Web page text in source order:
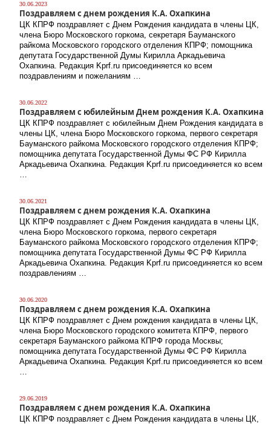
30.06.2023
Поздравляем с днем рождения К.А. Охапкина
ЦК КПРФ поздравляет с Днем Рождения кандидата в члены ЦК,
члена Бюро Московского горкома, секретаря Бауманского
райкома Московского городского отделения КПРФ; помощника
депутата Государственной Думы Кирилла Аркадьевича
Охапкина. Редакция Kprf.ru присоединяется ко всем
поздравлениям и пожеланиям …
30.06.2022
Поздравляем с юбилейным Днем рождения К.А. Охапкина
ЦК КПРФ поздравляет с юбилейным Днем Рождения кандидата в
члены ЦК, члена Бюро Московского горкома, первого секретаря
Бауманского райкома Московского городского отделения КПРФ;
помощника депутата Государственной Думы ФС РФ Кирилла
Аркадьевича Охапкина. Редакция Kprf.ru присоединяется ко всем
…
30.06.2021
Поздравляем с днем рождения К.А. Охапкина
ЦК КПРФ поздравляет с Днем Рождения кандидата в члены ЦК,
члена Бюро Московского горкома, первого секретаря
Бауманского райкома Московского городского отделения КПРФ;
помощника депутата Государственной Думы ФС РФ Кирилла
Аркадьевича Охапкина. Редакция Kprf.ru присоединяется ко всем
поздравлениям …
30.06.2020
Поздравляем с днем рождения К.А. Охапкина
ЦК КПРФ поздравляет с Днем рождения кандидата в члены ЦК,
члена Бюро Московского городского комитета КПРФ, первого
секретаря Бауманского райкома КПРФ города Москвы;
помощника депутата Государственной Думы ФС РФ Кирилла
Аркадьевича Охапкина. Редакция Kprf.ru присоединяется ко всем
…
29.06.2019
Поздравляем с днем рождения К.А. Охапкина
ЦК КПРФ поздравляет с Днем Рождения кандидата в члены ЦК,